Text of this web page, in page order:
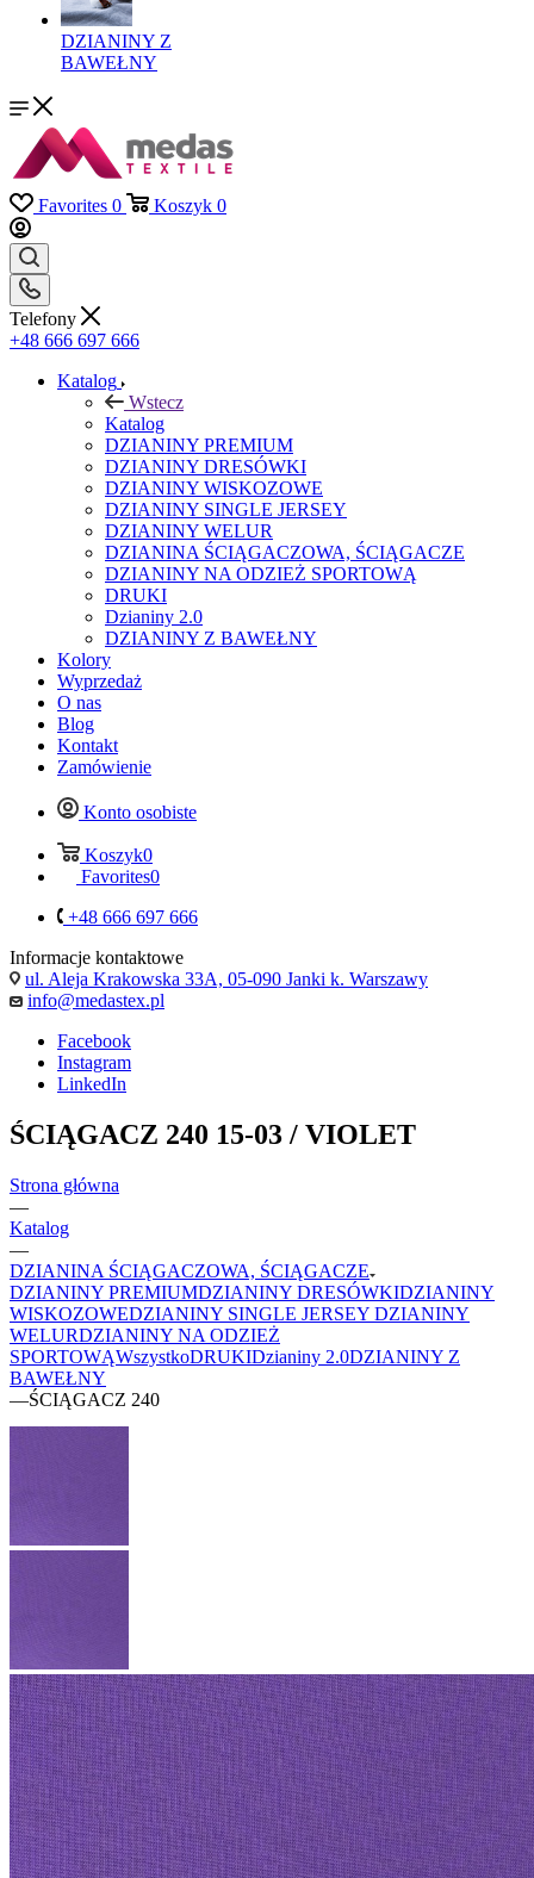
DZIANINY Z
BAWEŁNY
Favorites 0 Koszyk 0
Telefony
+48 666 697 666
Katalog
Wstecz
Katalog
DZIANINY PREMIUM
DZIANINY DRESÓWKI
DZIANINY WISKOZOWE
DZIANINY SINGLE JERSEY
DZIANINY WELUR
DZIANINA ŚCIĄGACZOWA, ŚCIĄGACZE
DZIANINY NA ODZIEŻ SPORTOWĄ
DRUKI
Dzianiny 2.0
DZIANINY Z BAWEŁNY
Kolory
Wyprzedaż
O nas
Blog
Kontakt
Zamówienie
Konto osobiste
Koszyk0
Favorites0
+48 666 697 666
Informacje kontaktowe
ul. Aleja Krakowska 33A, 05-090 Janki k. Warszawy
info@medastex.pl
Facebook
Instagram
LinkedIn
ŚCIĄGACZ 240 15-03 / VIOLET
Strona główna
—
Katalog
—
DZIANINA ŚCIĄGACZOWA, ŚCIĄGACZE
DZIANINY PREMIUMDZIANINY DRESÓWKIDZIANINY
WISKOZOWEDZIANINY SINGLE JERSEY DZIANINY
WELURDZIANINY NA ODZIEŻ
SPORTOWĄWszystkoDRUKIDzianiny 2.0DZIANINY Z
BAWEŁNY
—ŚCIĄGACZ 240